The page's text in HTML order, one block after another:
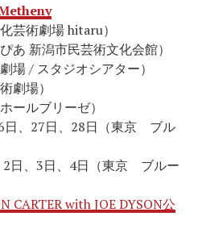
芸術劇場 hitaru）
新潟市民芸術文化会館）
/ スタジオシアター）
劇場）
ルブリーゼ）
日、27日、28日（東京 ブル
2日、3日、4日（東京 ブルー
CARTER with JOE DYSON公